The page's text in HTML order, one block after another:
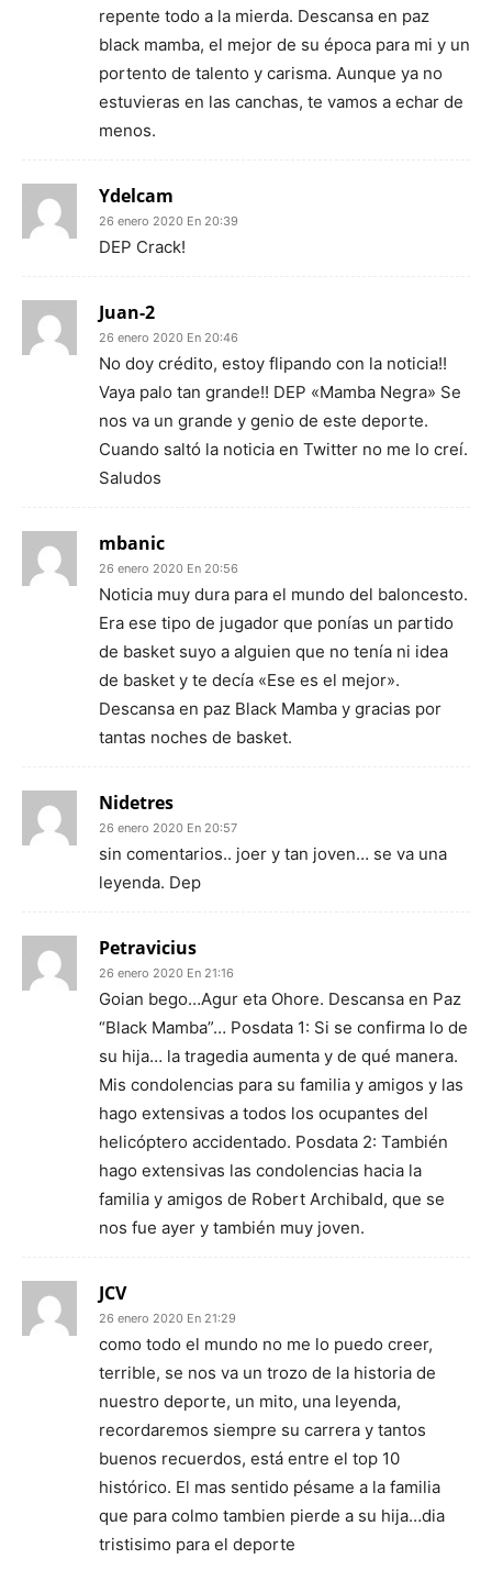
repente todo a la mierda. Descansa en paz
black mamba, el mejor de su época para mi y un
portento de talento y carisma. Aunque ya no
estuvieras en las canchas, te vamos a echar de
menos.
Ydelcam
26 enero 2020 En 20:39
DEP Crack!
Juan-2
26 enero 2020 En 20:46
No doy crédito, estoy flipando con la noticia!!
Vaya palo tan grande!! DEP «Mamba Negra» Se
nos va un grande y genio de este deporte.
Cuando saltó la noticia en Twitter no me lo creí.
Saludos
mbanic
26 enero 2020 En 20:56
Noticia muy dura para el mundo del baloncesto.
Era ese tipo de jugador que ponías un partido
de basket suyo a alguien que no tenía ni idea
de basket y te decía «Ese es el mejor».
Descansa en paz Black Mamba y gracias por
tantas noches de basket.
Nidetres
26 enero 2020 En 20:57
sin comentarios.. joer y tan joven… se va una
leyenda. Dep
Petravicius
26 enero 2020 En 21:16
Goian bego…Agur eta Ohore. Descansa en Paz
“Black Mamba”… Posdata 1: Si se confirma lo de
su hija… la tragedia aumenta y de qué manera.
Mis condolencias para su familia y amigos y las
hago extensivas a todos los ocupantes del
helicóptero accidentado. Posdata 2: También
hago extensivas las condolencias hacia la
familia y amigos de Robert Archibald, que se
nos fue ayer y también muy joven.
JCV
26 enero 2020 En 21:29
como todo el mundo no me lo puedo creer,
terrible, se nos va un trozo de la historia de
nuestro deporte, un mito, una leyenda,
recordaremos siempre su carrera y tantos
buenos recuerdos, está entre el top 10
histórico. El mas sentido pésame a la familia
que para colmo tambien pierde a su hija…dia
tristisimo para el deporte